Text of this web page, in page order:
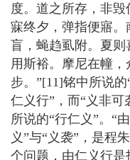
度。道之所存，非
寐终夕，弹指便寤
盲，蝇趋虱附。夏
用斯裕。摩尼在幢
步。”[11]铭中所说
仁义行”，而“义非可
所说的“行仁义”。“
义”与“义袭”，是程
个问题，由仁义行